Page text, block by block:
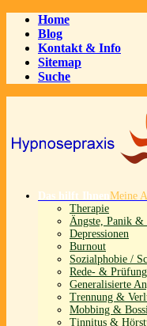
Home
Blog
Kontakt & Info
Sitemap
Suche
Das hilft IhnenMeine
Therapie
Ängste, Panik &
Depressionen
Burnout
Sozialphobie /
Rede- &
Generalisierte
Trennung &
Mobbing &
Tinnitus &